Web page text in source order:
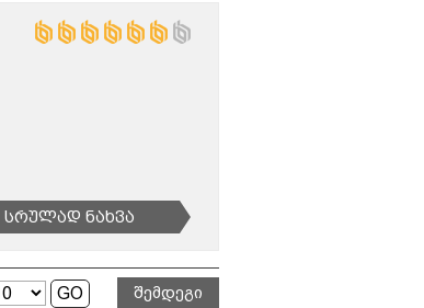
Სრულად Ნახვა
შემდეგი